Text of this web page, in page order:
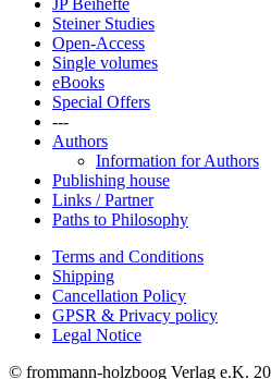
Steiner Studies
Open-Access
Single volumes
eBooks
Special Offers
---
Authors
Information for Authors
Publishing house
Links / Partner
Paths to Philosophy
Terms and Conditions
Shipping
Cancellation Policy
GPSR & Privacy policy
Legal Notice
© frommann-holzboog Verlag e.K.